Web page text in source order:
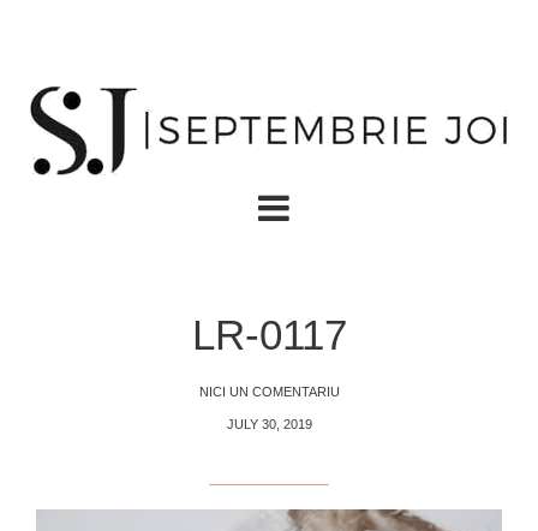
LR-0117
NICI UN COMENTARIU
JULY 30, 2019